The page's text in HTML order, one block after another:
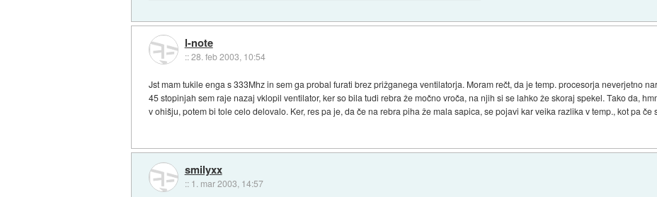
l-note
::28. feb 2003, 10:54
Jst mam tukile enga s 333Mhz in sem ga probal furati brez prižganega ventilatorja. Moram rečt, da je temp. procesorja neverjetno
45 stopinjah sem raje nazaj vklopil ventilator, ker so bila tudi rebra že močno vroča, na njih si se lahko že skoraj spekel. Tako da,
v ohišju, potem bi tole celo delovalo. Ker, res pa je, da če na rebra piha že mala sapica, se pojavi kar veika razlika v temp., kot pa če
smilyxx
:: 1. mar 2003, 14:57